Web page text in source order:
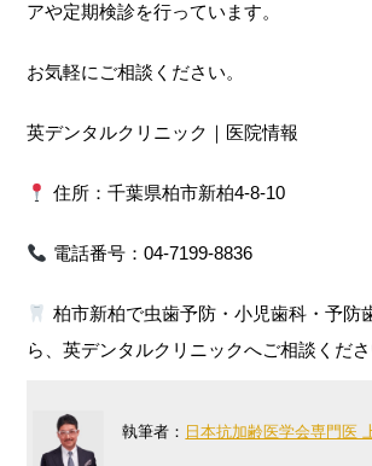
アや定期検診を行っています。
お気軽にご相談ください。
英デンタルクリニック｜医院情報
住所：千葉県柏市新柏4-8-10
電話番号：04-7199-8836
柏市新柏で虫歯予防・小児歯科・予防
ら、英デンタルクリニックへご相談くださ
執筆者： 日本抗加齢医学会専門医